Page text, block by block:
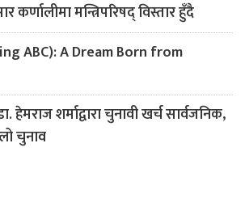
मन्त्रिपरिषद् विस्तार हुँदै
ABC): A Dream Born from
शर्माद्वारा चुनावी खर्च सार्वजनिक,
चुनाव